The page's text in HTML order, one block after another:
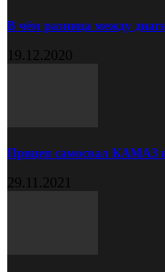
В чём разница между
19.12.2020
Прицеп самосвал КАМАЗ
29.11.2021